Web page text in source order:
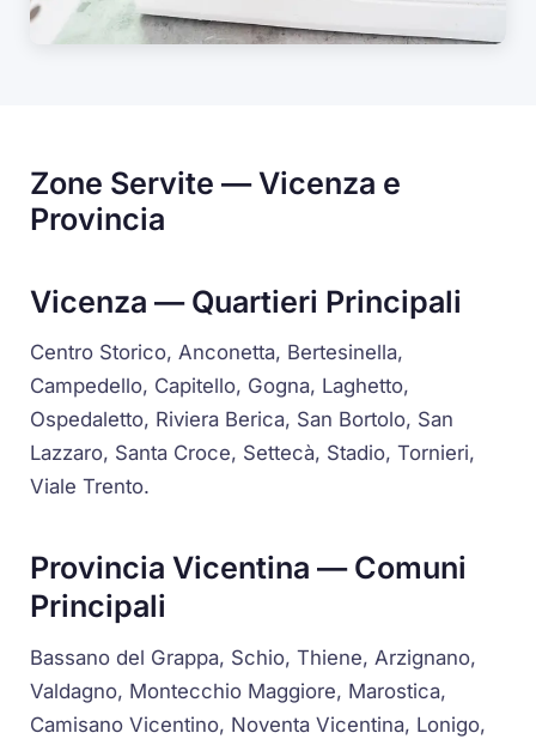
Zone Servite — Vicenza e
Provincia
Vicenza — Quartieri Principali
Centro Storico, Anconetta, Bertesinella,
Campedello, Capitello, Gogna, Laghetto,
Ospedaletto, Riviera Berica, San Bortolo, San
Lazzaro, Santa Croce, Settecà, Stadio, Tornieri,
Viale Trento.
Provincia Vicentina — Comuni
Principali
Bassano del Grappa, Schio, Thiene, Arzignano,
Valdagno, Montecchio Maggiore, Marostica,
Camisano Vicentino, Noventa Vicentina, Lonigo,